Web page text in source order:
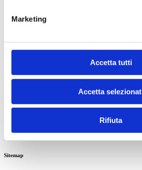
Marketing
Accetta tutti
Accetta
Rifiuta
info@fondazionegenoa.com
Sitemap